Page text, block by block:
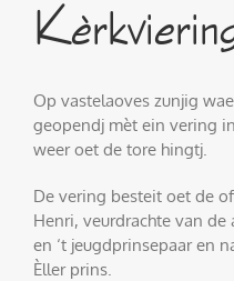
Op vastelaoves zunjig
geopendj mèt ein vering
weer oet de tore hingtj.
De vering besteit oet de
Henri, veurdrachte van
en ‘t jeugdprinsepaar en
Èller prins.